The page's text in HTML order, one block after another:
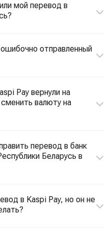
мой перевод в
отправленный
Pay вернули на
валюту на
перевод в банк
Беларусь в
в Kaspi Pay, но он не